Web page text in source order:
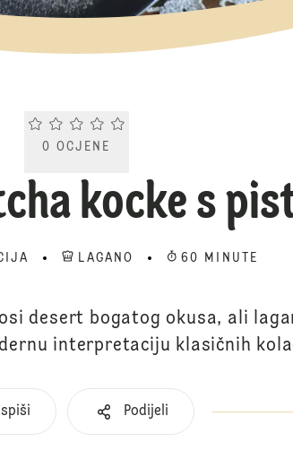
Current rating 0.0. Click to rate.
0 OCJENE
kocke s
LAGANO 60 MINUTE
desert bogatog okusa, ali
interpretaciju klasičnih
Ispiši Podijeli